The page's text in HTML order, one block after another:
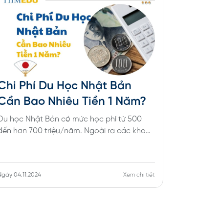
Phí Du Học Nhật Bản
Bao Nhiêu Tiền 1 Năm?
học Nhật Bản có mức học phí từ 500
hơn 700 triệu/năm. Ngoài ra các khoản
04.11.2024 Xem chi tiết